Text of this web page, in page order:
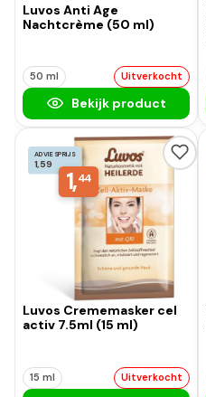
Luvos Anti Age
Nachtcrème (50 ml)
50 ml Uitverkocht
Bekijk product
ADVIESPRIJS
1,59
1,44
Luvos Crememasker cel
activ 7.5ml (15 ml)
15 ml Uitverkocht